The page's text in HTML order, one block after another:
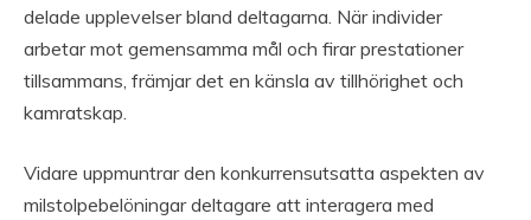
delade upplevelser bland deltagarna. När individer
arbetar mot gemensamma mål och firar prestationer
tillsammans, främjar det en känsla av tillhörighet och
kamratskap.
Vidare uppmuntrar den konkurrensutsatta aspekten av
milstolpebelöningar deltagare att interagera med